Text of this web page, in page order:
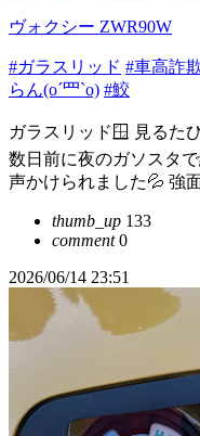
ヴォクシー ZWR90W
#ガラスリッド #車高詐
らん(o´罒`o) #鮫
ガラスリッド🪟 見るた
数日前に夜のガソスタ
声かけられました💦 強
thumb_up 133
comment0
2026/06/14 23:51